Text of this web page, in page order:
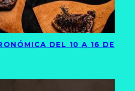
DEL 10 A 16 DE